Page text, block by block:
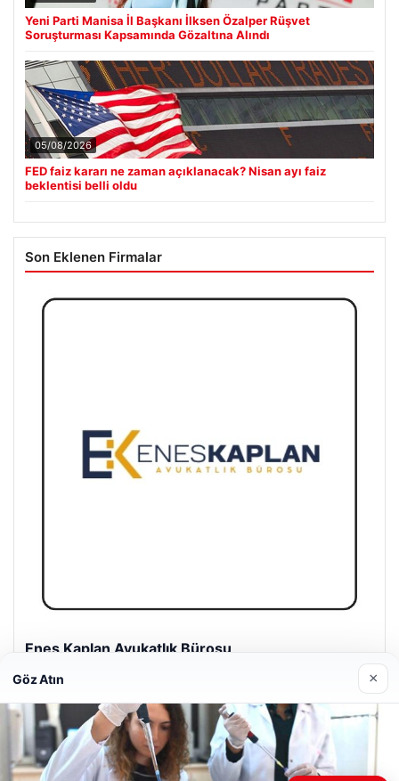
Yeni Parti Manisa İl Başkanı İlksen Özalper Rüşvet
Soruşturması Kapsamında Gözaltına Alındı
05/08/2026
FED faiz kararı ne zaman açıklanacak? Nisan ayı faiz
beklentisi belli oldu
Son Eklenen Firmalar
Enes Kaplan Avukatlık Bürosu
Göz Atın ×